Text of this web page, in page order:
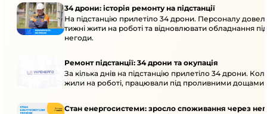
34 дрони: історія ремонту на підстанції
На підстанцію прилетіло 34 дрони. Персоналу
тижні жити на роботі та відновлювати обладнання під
негоди.
Ремонт підстанції: 34 дрони та окупація
За кілька днів на підстанцію прилетіло 34 дрони.
жили на роботі, працювали під проливними дощами
Стан енергосистеми: зросло споживання через